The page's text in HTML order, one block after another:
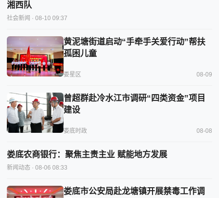
湘西队
社会新闻 · 08-10 09:37
黄泥塘街道启动“手牵手关爱行动”帮扶
孤困儿童
娄星区 08-09
曾超群赴冷水江市调研“四类资金”项目
建设
娄底时政 08-08
娄底农商银行：聚焦主责主业 赋能地方发展
新闻动态 · 08-06 08:33
娄底市公安局赴龙塘镇开展禁毒工作调